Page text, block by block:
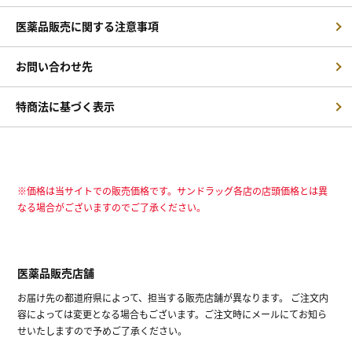
医薬品販売に関する注意事項
お問い合わせ先
特商法に基づく表示
※価格は当サイトでの販売価格です。サンドラッグ各店の店頭価格とは異
なる場合がございますのでご了承ください。
医薬品販売店舗
お届け先の都道府県によって、担当する販売店舗が異なります。 ご注文内
容によっては変更となる場合もございます。ご注文時にメールにてお知ら
せいたしますので予めご了承ください。